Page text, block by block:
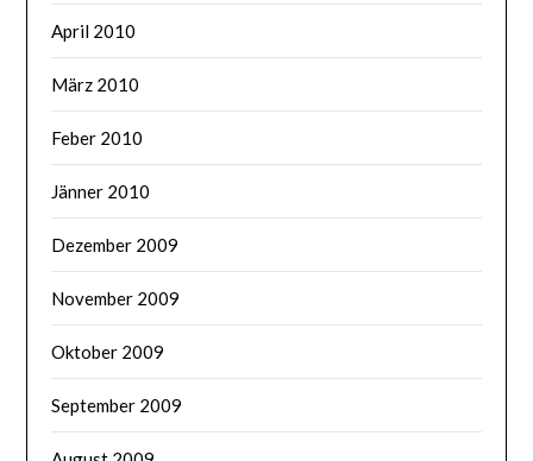
April 2010
März 2010
Feber 2010
Jänner 2010
Dezember 2009
November 2009
Oktober 2009
September 2009